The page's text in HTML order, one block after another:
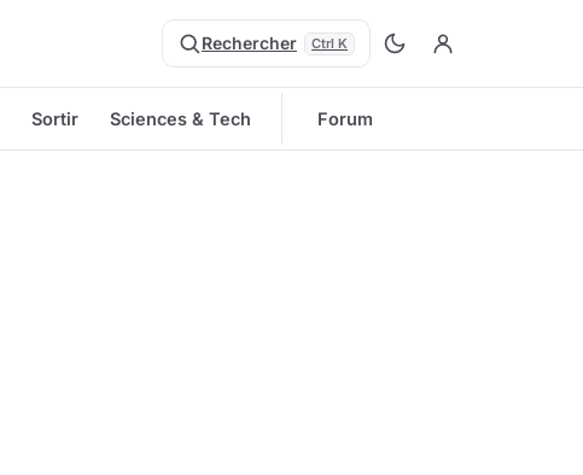
Rechercher Ctrl K
Sortir Sciences & Tech Forum